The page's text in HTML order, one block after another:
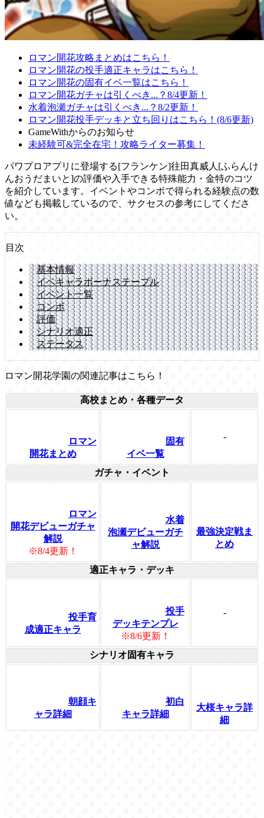
ロマン開花攻略まとめはこちら！
ロマン開花の投手適正キャラはこちら！
ロマン開花の固有イベ一覧はこちら！
ロマン開花ガチャは引くべき...？8/4更新！
水着泡瀬ガチャは引くべき...？8/2更新！
ロマン開花投手デッキと立ち回りはこちら！(8/6更新)
GameWithからのお知らせ
未経験可&完全在宅！攻略ライター募集！
パワプロアプリに登場する[フランケン]往田真威人[ふらんけ
んおうだまいと]の評価や入手できる特殊能力・金特のコツ
を紹介しています。イベントやコンボで得られる経験点の数
値なども掲載しているので、サクセスの参考にしてくださ
い。
目次
基本情報
イベキャラボーナステーブル
イベント一覧
コンボ
評価
シナリオ適正
ステータス
ロマン開花学園の関連記事はこちら！
高校まとめ・各種データ
ロマン
開花まとめ
固有
イベ一覧
-
ガチャ・イベント
ロマン
開花デビューガチャ
解説
※8/4更新！
水着
泡瀬デビューガチ
ャ解説
最強決定戦ま
とめ
適正キャラ・デッキ
投手育
成適正キャラ
投手
デッキテンプレ
※8/6更新！
-
シナリオ固有キャラ
朝顔キ
ャラ詳細
初白
キャラ詳細
大桜キャラ詳
細